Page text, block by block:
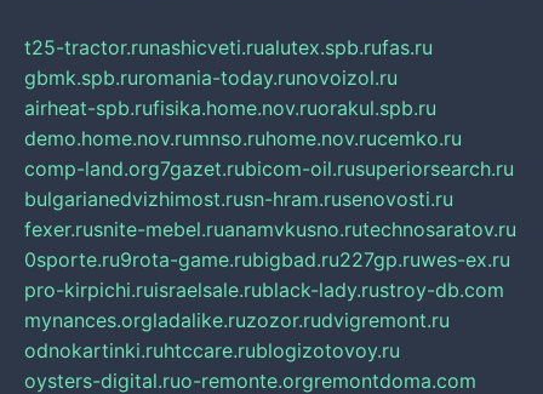
t25-tractor.runashicveti.rualutex.spb.rufas.ru
gbmk.spb.ruromania-today.runovoizol.ru
airheat-spb.rufisika.home.nov.ruorakul.spb.ru
demo.home.nov.rumnso.ruhome.nov.rucemko.ru
comp-land.org7gazet.rubicom-oil.rusuperiorsearch.ru
bulgarianedvizhimost.rusn-hram.rusenovosti.ru
fexer.rusnite-mebel.ruanamvkusno.rutechnosaratov.ru
0sporte.ru9rota-game.rubigbad.ru227gp.ruwes-ex.ru
pro-kirpichi.ruisraelsale.rublack-lady.rustroy-db.com
mynances.orgladalike.ruzozor.rudvigremont.ru
odnokartinki.ruhtccare.rublogizotovoy.ru
oysters-digital.ruo-remonte.orgremontdoma.com